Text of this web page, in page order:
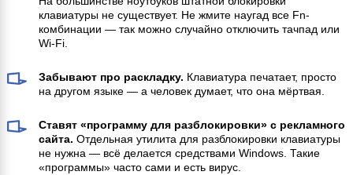
клавиатуры не существует. Не жмите наугад все Fn-
комбинации — так можно случайно отключить тачпад или
Wi-Fi.
Забывают про раскладку. Клавиатура печатает, просто
на другом языке — а человек думает, что она мёртвая.
Ставят «программу для разблокировки» с рекламного
сайта. Отдельная утилита для разблокировки клавиатуры
не нужна — всё делается средствами Windows. Такие
«программы» часто сами и есть вирус.